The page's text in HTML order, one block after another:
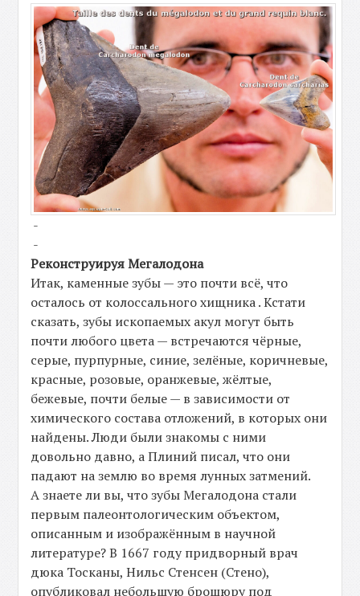
-
-
Реконструируя Мегалодона
Итак, каменные зубы — это почти всё, что
осталось от колоссального хищника . Кстати
сказать, зубы ископаемых акул могут быть
почти любого цвета — встречаются чёрные,
серые, пурпурные, синие, зелёные, коричневые,
красные, розовые, оранжевые, жёлтые,
бежевые, почти белые — в зависимости от
химического состава отложений, в которых они
найдены. Люди были знакомы с ними
довольно давно, а Плиний писал, что они
падают на землю во время лунных затмений.
А знаете ли вы, что зубы Мегалодона стали
первым палеонтологическим объектом,
описанным и изображённым в научной
литературе? В 1667 году придворный врач
дюка Тосканы, Нильс Стенсен (Стено),
опубликовал небольшую брошюру под